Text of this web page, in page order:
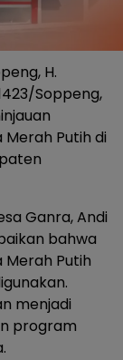
H.
Soppeng,
Putih di
Ganra, Andi
bahwa
Merah Putih
menjadi
program